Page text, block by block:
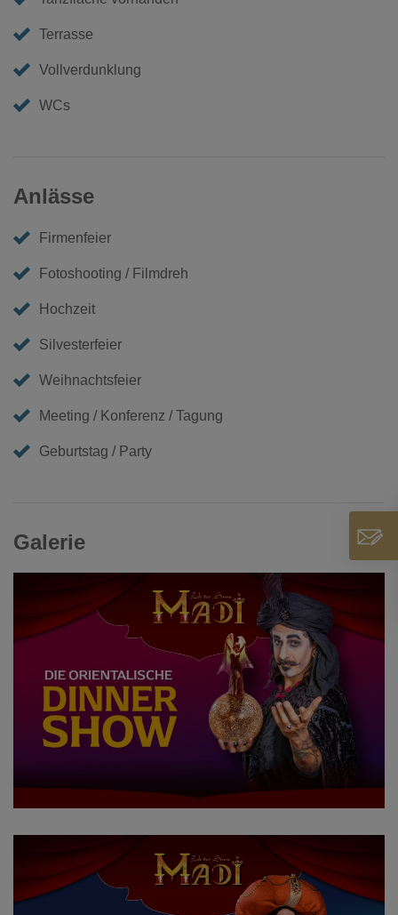
Terrasse
Vollverdunklung
WCs
Anlässe
Firmenfeier
Fotoshooting / Filmdreh
Hochzeit
Silvesterfeier
Weihnachtsfeier
Meeting / Konferenz / Tagung
Geburtstag / Party
Galerie